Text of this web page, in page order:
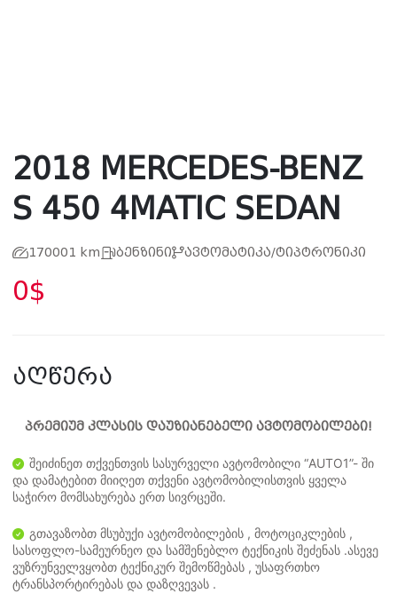
2018 MERCEDES-BENZ
S 450 4MATIC SEDAN
170001 km ბენზინი ავტომატიკა/ტიპტრონიკი
0$
აღწერა
პრემიუმ კლასის დაუზიანებელი ავტომობილები!
შეიძინეთ თქვენთვის სასურველი ავტომობილი “AUTO1”- ში
და დამატებით მიიღეთ თქვენი ავტომობილისთვის ყველა
საჭირო მომსახურება ერთ სივრცეში.
გთავაზობთ მსუბუქი ავტომობილების , მოტოციკლების ,
სასოფლო-სამეურნეო და სამშენებლო ტექნიკის შეძენას .ასევე
ვუზრუნველვყობთ ტექნიკურ შემოწმებას , უსაფრთხო
ტრანსპორტირებას და დაზღვევას .